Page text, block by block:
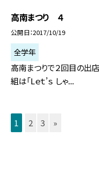
高南まつり ４
公開日 2017/10/19
全学年
高南まつりで２回目の出店
組は「Lｅｔ’ｓ しゃ...
1 2 3 »